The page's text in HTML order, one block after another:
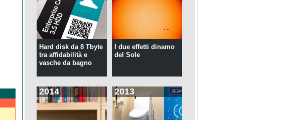
Hard disk da 8 Tbyte
tra affidabilità e
vasche da bagno
I due effetti dinamo
del Sole
2014 2013